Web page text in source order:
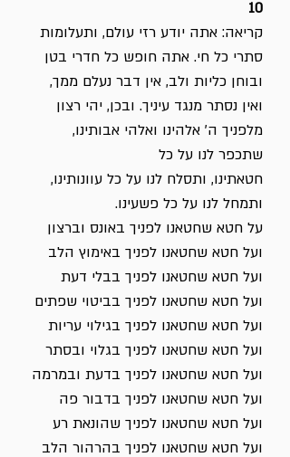
10
קריאה: אתה יודע רזי עולם, ותעלומות
סתרי כל חי. אתה חופש כל חדרי בטן
ובוחן כליות ולב, אין דבר נעלם ממך,
ואין נסתר מנגד עיניך. ובכן, יהי רצון
מלפניך ה' אלהינו ואלהי אבותינו,
שתכפר לנו על כל
חטאתינו, ותסלח לנו על כל עוונותינו,
ותמחל לנו על כל פשעינו.
על חטא שחטאנו לפניך באונס וברצון
ועל חטא שחטאנו לפניך באימוץ הלב
ועל חטא שחטאנו לפניך בבלי דעת
ועל חטא שחטאנו לפניך בביטוי שפתים
ועל חטא שחטאנו לפניך בגילוי עריות
ועל חטא שחטאנו לפניך בגלוי ובסתר
ועל חטא שחטאנו לפניך בדעת ובמרמה
ועל חטא שחטאנו לפניך בדבור פה
ועל חטא שחטאנו לפניך שהונאת רע
ועל חטא שחטאנו לפניך בהרהור הלב